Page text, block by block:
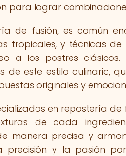
para lograr
de fusión, es común
tropicales, y técnicas
a los postres
de este estilo culinario,
originales y
en repostería
de cada
manera precisa y
precisión y la pasión